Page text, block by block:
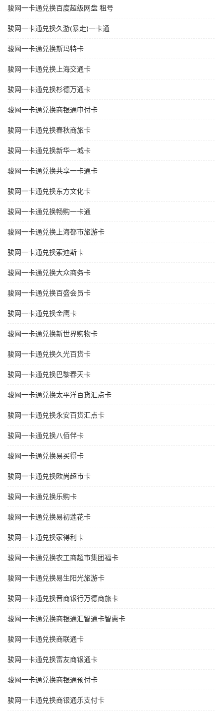
骏网一卡通兑换百度超级网盘 租号
骏网一卡通兑换久游(暴走)一卡通
骏网一卡通兑换斯玛特卡
骏网一卡通兑换上海交通卡
骏网一卡通兑换杉德万通卡
骏网一卡通兑换商银通申付卡
骏网一卡通兑换春秋商旅卡
骏网一卡通兑换新华一城卡
骏网一卡通兑换共享一卡通卡
骏网一卡通兑换东方文化卡
骏网一卡通兑换畅购一卡通
骏网一卡通兑换上海都市旅游卡
骏网一卡通兑换索迪斯卡
骏网一卡通兑换大众商务卡
骏网一卡通兑换百盛会员卡
骏网一卡通兑换金鹰卡
骏网一卡通兑换新世界购物卡
骏网一卡通兑换久光百货卡
骏网一卡通兑换巴黎春天卡
骏网一卡通兑换太平洋百货汇点卡
骏网一卡通兑换永安百货汇点卡
骏网一卡通兑换八佰伴卡
骏网一卡通兑换易买得卡
骏网一卡通兑换欧尚超市卡
骏网一卡通兑换乐购卡
骏网一卡通兑换易初莲花卡
骏网一卡通兑换家得利卡
骏网一卡通兑换农工商超市集团福卡
骏网一卡通兑换易生阳光旅游卡
骏网一卡通兑换晋商银行万德商旅卡
骏网一卡通兑换商银通汇智通卡智惠卡
骏网一卡通兑换商联通卡
骏网一卡通兑换富友商银通卡
骏网一卡通兑换商银通预付卡
骏网一卡通兑换商银通乐支付卡